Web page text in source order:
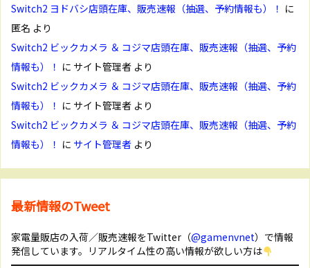
Switch2 ヨドバシ店頭在庫、販売速報（抽選、予約情報も）！ に
匿名 より
Switch2 ビックカメラ ＆ コジマ店頭在庫、販売速報（抽選、予約
情報も）！ に サイト管理者 より
Switch2 ビックカメラ ＆ コジマ店頭在庫、販売速報（抽選、予約
情報も）！ に サイト管理者 より
Switch2 ビックカメラ ＆ コジマ店頭在庫、販売速報（抽選、予約
情報も）！ に サイト管理者 より
最新情報のTweet
家電量販店の入荷／販売速報をTwitter（@gamenvnet）で情報
発信しています。リアルタイム性の高い情報が欲しい方は